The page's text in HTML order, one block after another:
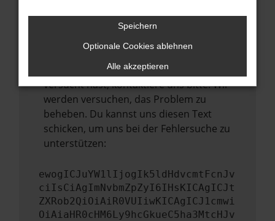
führen, dass bestimmte Funktionen nicht
Wende dich an den Webseitenbetreiber.
Wenn du alle oben genannten Schritte
versucht hast, kontaktiere uns bitte. Wir
werden versuchen, das Problem zu
beheben. Du kannst uns diesen Text
schicken, um uns bei der Fehlersuche zu
unterstützen:
ewogICJuYW1lIjogIk5ldHdvcmtFcnJv
ciIsCiAgImNvbmZpZyI6IHsKICAgICJt
ZXRob2QiOiAiR0VUIiwKICAgICJ1cmwi
OiAiaHR0cHM6Ly9hcGkueC5ha3MtcHJv
Speichern
Optionale Cookies ablehnen
Alle akzeptieren